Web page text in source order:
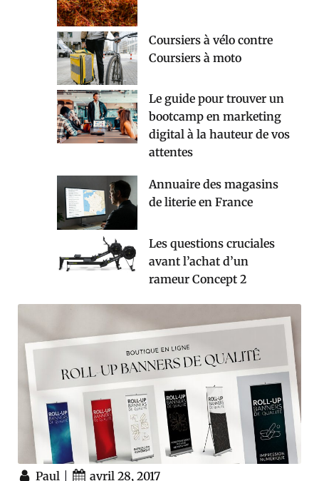
Coursiers à vélo contre
Coursiers à moto
Le guide pour trouver un
bootcamp en marketing
digital à la hauteur de vos
attentes
Annuaire des magasins
de literie en France
Les questions cruciales
avant l’achat d’un
rameur Concept 2
Paul avril 28, 2017